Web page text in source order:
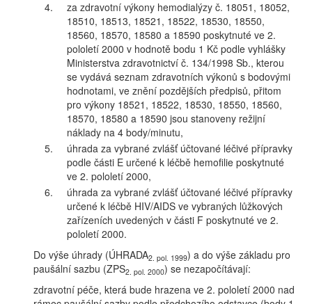
4.
za zdravotní výkony hemodialýzy č. 18051, 18052,
18510, 18513, 18521, 18522, 18530, 18550,
18560, 18570, 18580 a 18590 poskytnuté ve 2.
pololetí 2000 v hodnotě bodu 1 Kč podle vyhlášky
Ministerstva zdravotnictví č. 134/1998 Sb., kterou
se vydává seznam zdravotních výkonů s bodovými
hodnotami, ve znění pozdějších předpisů, přitom
pro výkony 18521, 18522, 18530, 18550, 18560,
18570, 18580 a 18590 jsou stanoveny režijní
náklady na 4 body/minutu,
5.
úhrada za vybrané zvlášť účtované léčivé přípravky
podle části E určené k léčbě hemofilie poskytnuté
ve 2. pololetí 2000,
6.
úhrada za vybrané zvlášť účtované léčivé přípravky
určené k léčbě HIV/AIDS ve vybraných lůžkových
zařízeních uvedených v části F poskytnuté ve 2.
pololetí 2000.
Do výše úhrady (ÚHRADA2. pol. 1999) a do výše základu pro
paušální sazbu (ZPS2. pol. 2000) se nezapočítávají:
zdravotní péče, která bude hrazena ve 2. pololetí 2000 nad